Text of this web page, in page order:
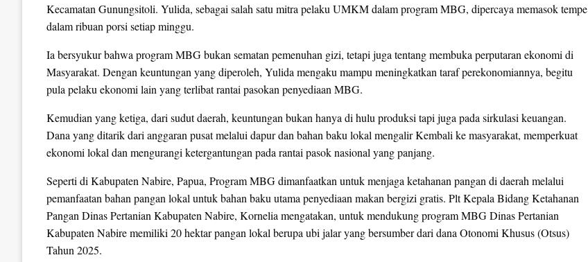
Kecamatan Gunungsitoli. Yulida, sebagai salah satu mitra pelaku UMKM dalam program MBG, dipercaya memasok tempe
dalam ribuan porsi setiap minggu.
Ia bersyukur bahwa program MBG bukan sematan pemenuhan gizi, tetapi juga tentang membuka perputaran ekonomi di
Masyarakat. Dengan keuntungan yang diperoleh, Yulida mengaku mampu meningkatkan taraf perekonomiannya, begitu
pula pelaku ekonomi lain yang terlibat rantai pasokan penyediaan MBG.
Kemudian yang ketiga, dari sudut daerah, keuntungan bukan hanya di hulu produksi tapi juga pada sirkulasi keuangan.
Dana yang ditarik dari anggaran pusat melalui dapur dan bahan baku lokal mengalir Kembali ke masyarakat, memperkuat
ekonomi lokal dan mengurangi ketergantungan pada rantai pasok nasional yang panjang.
Seperti di Kabupaten Nabire, Papua, Program MBG dimanfaatkan untuk menjaga ketahanan pangan di daerah melalui
pemanfaatan bahan pangan lokal untuk bahan baku utama penyediaan makan bergizi gratis. Plt Kepala Bidang Ketahanan
Pangan Dinas Pertanian Kabupaten Nabire, Kornelia mengatakan, untuk mendukung program MBG Dinas Pertanian
Kabupaten Nabire memiliki 20 hektar pangan lokal berupa ubi jalar yang bersumber dari dana Otonomi Khusus (Otsus)
Tahun 2025.